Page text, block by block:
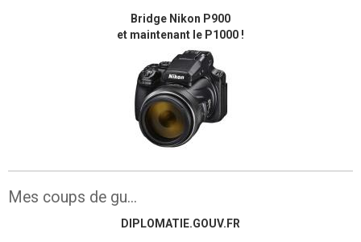
Bridge Nikon P900
et maintenant le P1000 !
Mes coups de gu...
DIPLOMATIE.GOUV.FR